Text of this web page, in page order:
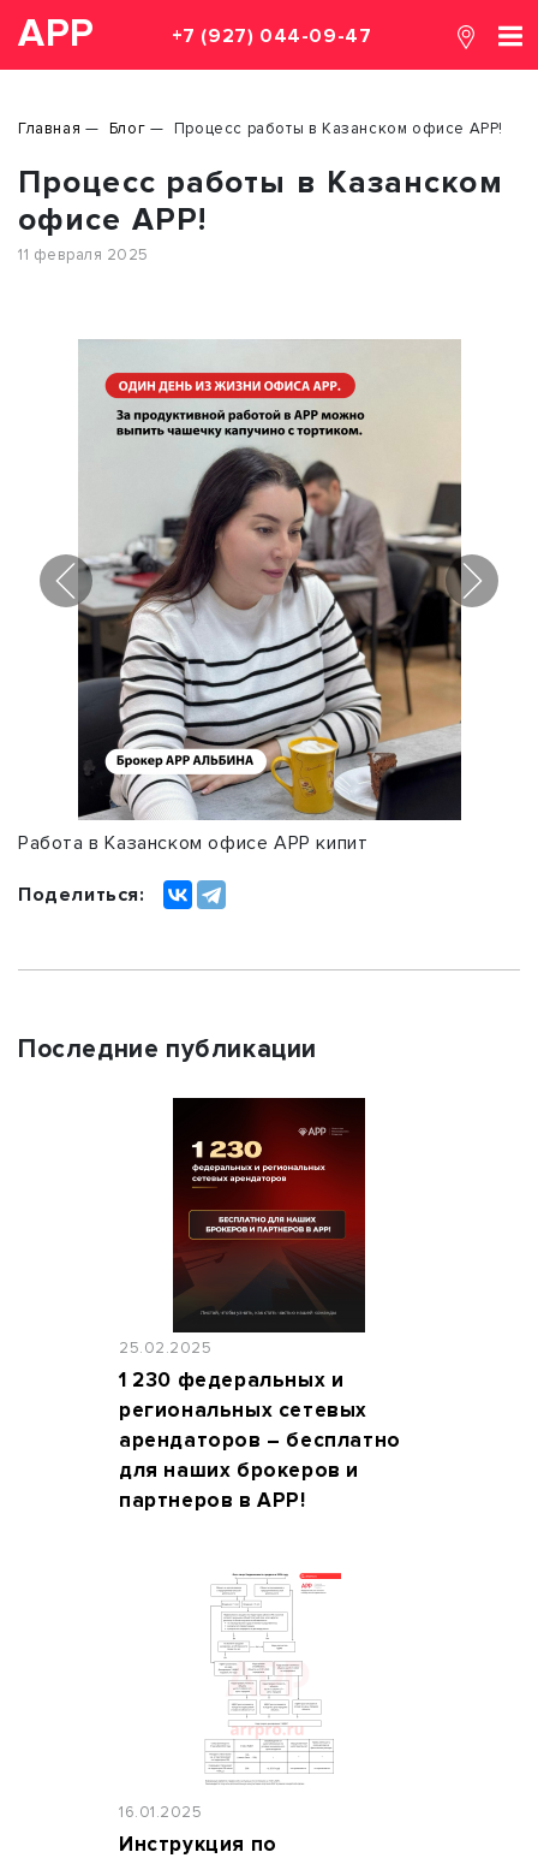
АРР +7 (927) 044-09-47
Главная Блог Процесс работы в Казанском офисе АРР!
Процесс работы в Казанском
офисе АРР!
11 февраля 2025
Работа в Казанском офисе АРР кипит
Поделиться:
Последние публикации
25.02.2025
1 230 федеральных и
региональных сетевых
арендаторов – бесплатно
для наших брокеров и
партнеров в АРР!
16.01.2025
Инструкция по